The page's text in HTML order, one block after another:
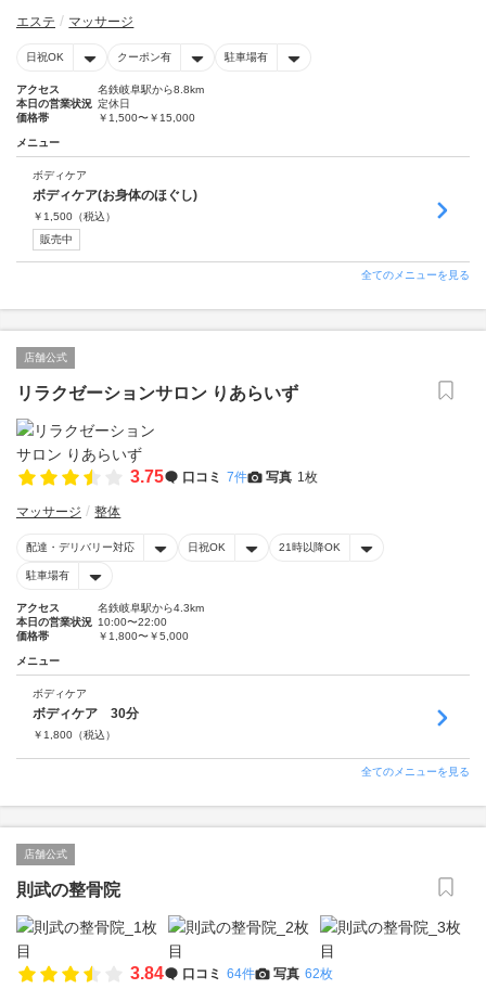
エステ マッサージ
日祝OK クーポン有 駐車場有
アクセス
名鉄岐阜駅から8.8km
本日の営業状況 定休日
価格帯
￥1,500〜￥15,000
メニュー
ボディケア
ボディケア(お身体のほぐし)
￥ 1,500 （税込）
販売中
全てのメニューを見る
店舗公式
リラクゼーションサロン りあらいず
3.75 口コミ 7件 写真 1枚
マッサージ 整体
配達・デリバリー対応 日祝OK 21時以降OK
駐車場有
アクセス
名鉄岐阜駅から4.3km
本日の営業状況 10:00〜22:00
価格帯
￥1,800〜￥5,000
メニュー
ボディケア
ボディケア 30分
￥ 1,800 （税込）
全てのメニューを見る
店舗公式
則武の整骨院
3.84 口コミ 64件 写真 62枚